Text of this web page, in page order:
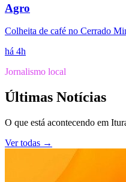
Agro
Colheita de café no Cerrado
há 4h
Jornalismo local
Últimas Notícias
O que está acontecendo em
Ver todas →